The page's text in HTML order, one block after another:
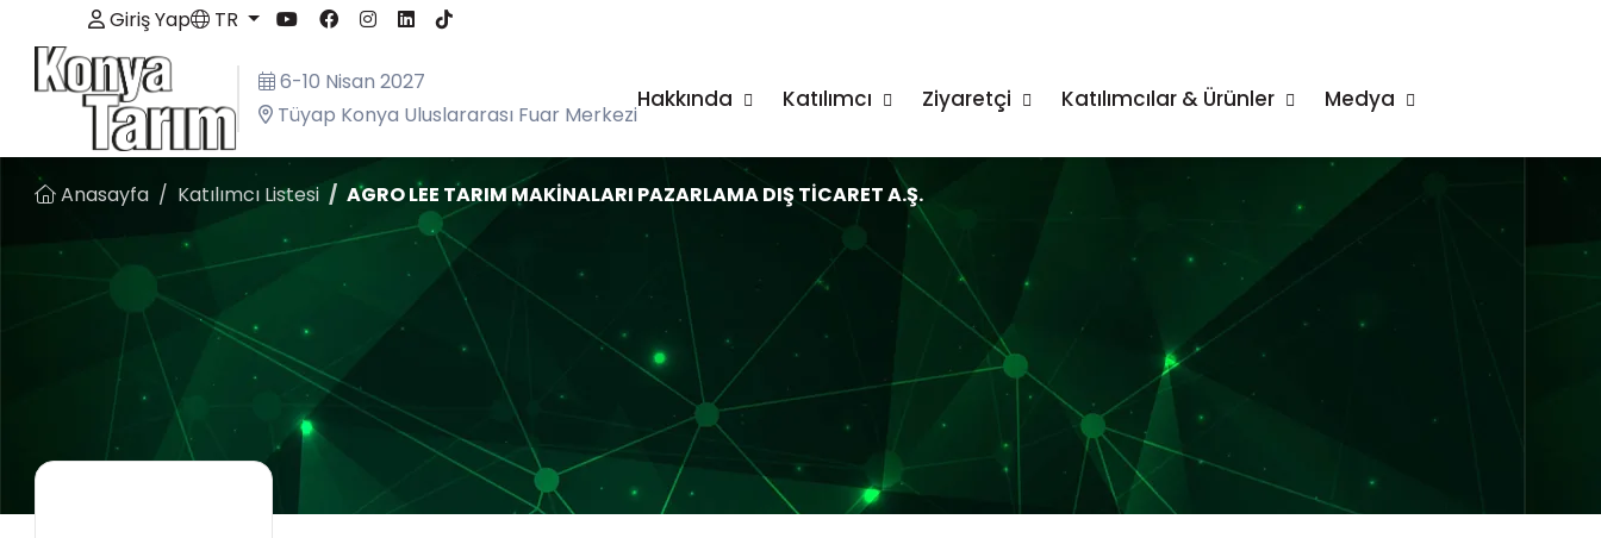
Giriş Yap TR
6-10 Nisan 2027
Tüyap Konya Uluslararası Fuar Merkezi
Hakkında Katılımcı Ziyaretçi Katılımcılar & Ürünler Medya
Anasayfa Katılımcı Listesi AGRO LEE TARIM MAKİNALARI PAZARLAMA DIŞ TİCARET A.Ş.